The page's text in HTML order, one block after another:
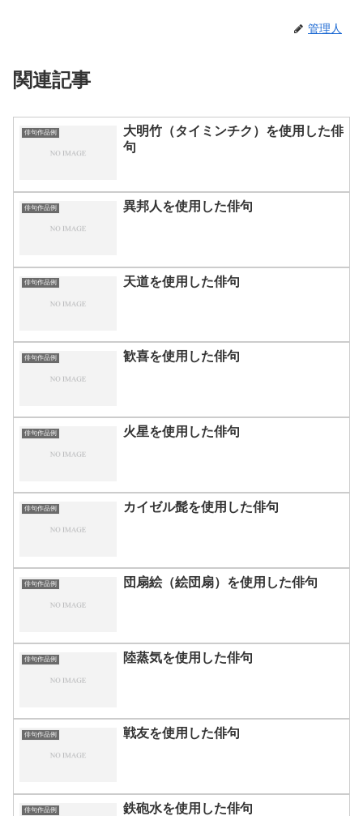
管理人
関連記事
俳句作品例
大明竹（タイミンチク）を使用した俳
句
俳句作品例 異邦人を使用した俳句
俳句作品例 天道を使用した俳句
俳句作品例 歓喜を使用した俳句
俳句作品例 火星を使用した俳句
俳句作品例 カイゼル髭を使用した俳句
俳句作品例 団扇絵（絵団扇）を使用した俳句
俳句作品例 陸蒸気を使用した俳句
俳句作品例 戦友を使用した俳句
俳句作品例 鉄砲水を使用した俳句